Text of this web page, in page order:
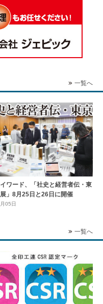
一覧へ
ワード、「社史と経営者伝・東
」8月25日と26日に開催
05日
一覧へ